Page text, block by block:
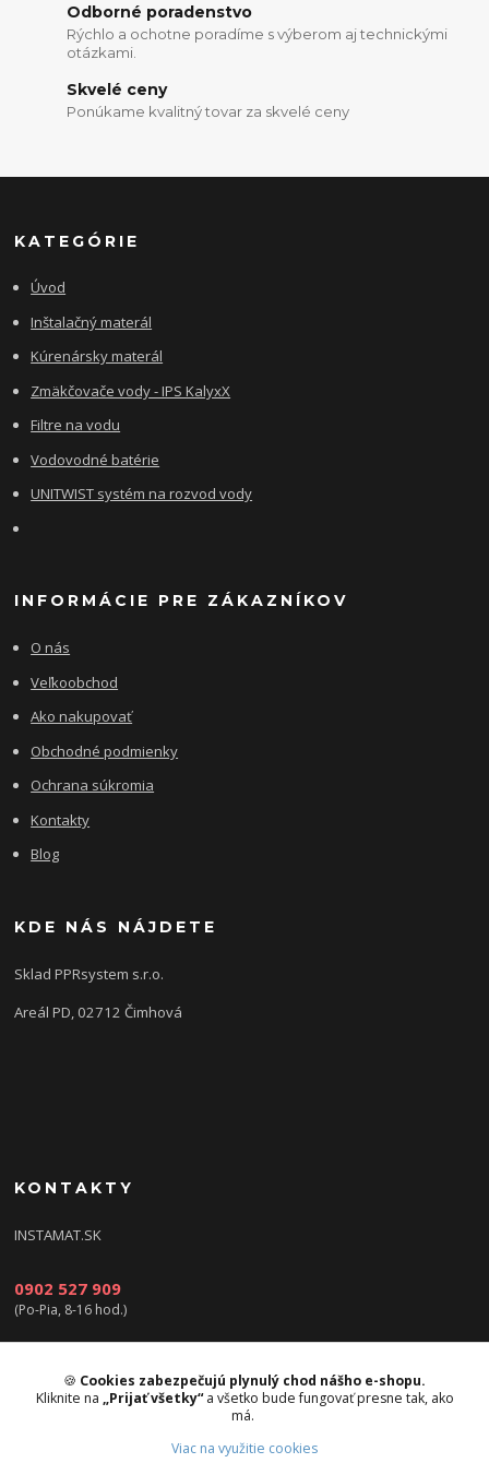
Odborné poradenstvo
Rýchlo a ochotne poradíme s výberom aj technickými
otázkami.
Skvelé ceny
Ponúkame kvalitný tovar za skvelé ceny
KATEGÓRIE
Úvod
Inštalačný materál
Kúrenársky materál
Zmäkčovače vody - IPS KalyxX
Filtre na vodu
Vodovodné batérie
UNITWIST systém na rozvod vody
INFORMÁCIE PRE ZÁKAZNÍKOV
O nás
Veľkoobchod
Ako nakupovať
Obchodné podmienky
Ochrana súkromia
Kontakty
Blog
KDE NÁS NÁJDETE
Sklad PPRsystem s.r.o.
Areál PD, 02712 Čimhová
KONTAKTY
INSTAMAT.SK
0902 527 909
(Po-Pia, 8-16 hod.)
info@instamat.sk
🍪 Cookies zabezpečujú plynulý chod nášho e-shopu.
Kliknite na „Prijať všetky“a všetko bude fungovať presne tak, ako
má.
Viac na využitie cookies